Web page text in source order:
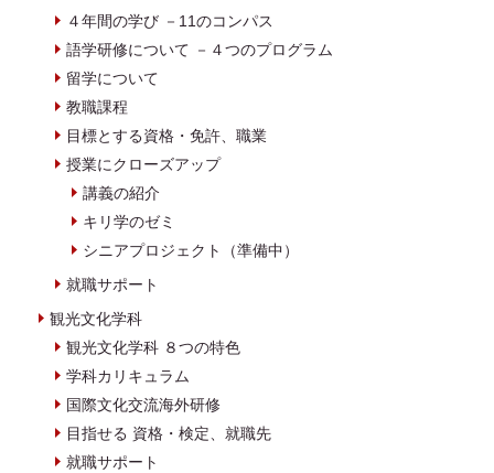
４年間の学び －11のコンパス
語学研修について －４つのプログラム
留学について
教職課程
目標とする資格・免許、職業
授業にクローズアップ
講義の紹介
キリ学のゼミ
シニアプロジェクト（準備中）
就職サポート
観光文化学科
観光文化学科 ８つの特色
学科カリキュラム
国際文化交流海外研修
目指せる 資格・検定、就職先
就職サポート